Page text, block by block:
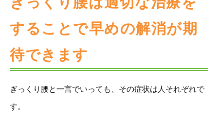
することで早めの解消が期
待できます
ぎっくり腰と一言でいっても、その症状は人それぞれで
す。